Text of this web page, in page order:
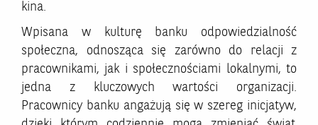
kina.
Wpisana w kulturę banku odpowiedzialność
społeczna, odnosząca się zarówno do relacji z
pracownikami, jak i społecznościami lokalnymi, to
jedna z kluczowych wartości organizacji.
Pracownicy banku angażują się w szereg inicjatyw,